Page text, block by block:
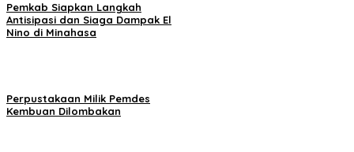
Pemkab Siapkan Langkah
Antisipasi dan Siaga Dampak El
Nino di Minahasa
Perpustakaan Milik Pemdes
Kembuan Dilombakan